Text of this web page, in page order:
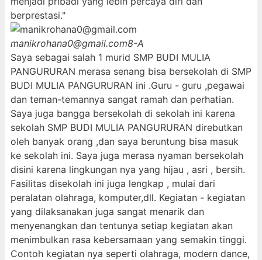
berprestasi."
manikrohana0@gmail.com8-A
Saya sebagai salah 1 murid SMP BUDI MULIA
PANGURURAN merasa senang bisa bersekolah di SMP
BUDI MULIA PANGURURAN ini .Guru - guru ,pegawai
dan teman-temannya sangat ramah dan perhatian.
Saya juga bangga bersekolah di sekolah ini karena
sekolah SMP BUDI MULIA PANGURURAN direbutkan
oleh banyak orang ,dan saya beruntung bisa masuk
ke sekolah ini. Saya juga merasa nyaman bersekolah
disini karena lingkungan nya yang hijau , asri , bersih.
Fasilitas disekolah ini juga lengkap , mulai dari
peralatan olahraga, komputer,dll. Kegiatan - kegiatan
yang dilaksanakan juga sangat menarik dan
menyenangkan dan tentunya setiap kegiatan akan
menimbulkan rasa kebersamaan yang semakin tinggi.
Contoh kegiatan nya seperti olahraga, modern dance,